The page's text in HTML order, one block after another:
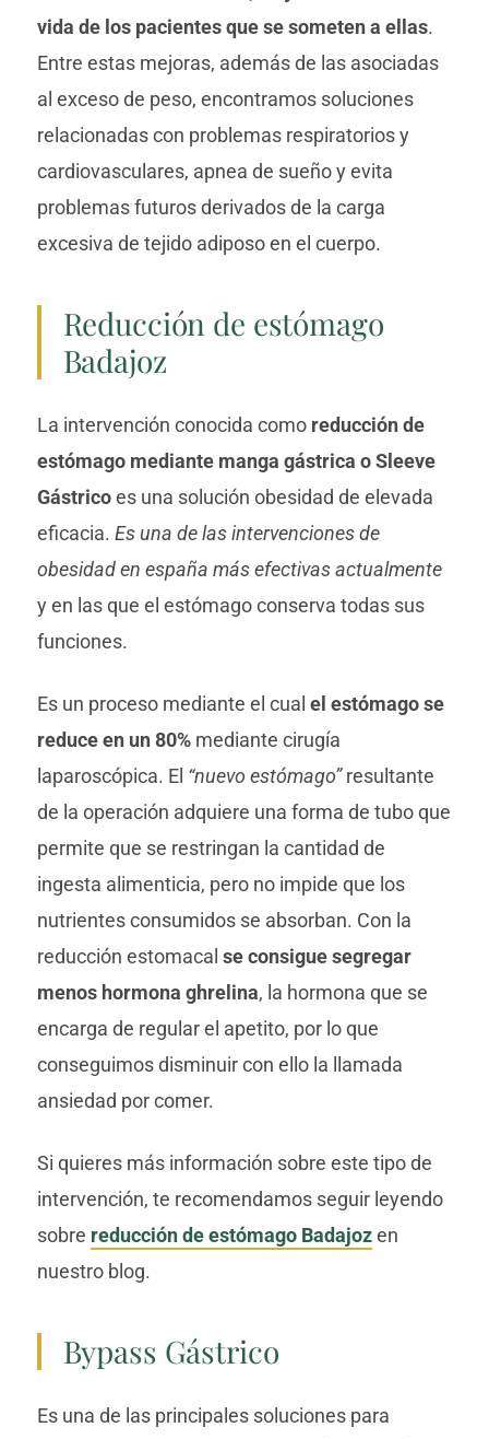
vida de los pacientes que se someten a ellas.
Entre estas mejoras, además de las asociadas
al exceso de peso, encontramos soluciones
relacionadas con problemas respiratorios y
cardiovasculares, apnea de sueño y evita
problemas futuros derivados de la carga
excesiva de tejido adiposo en el cuerpo.
Reducción de estómago
Badajoz
La intervención conocida como reducción de
estómago mediante manga gástrica o Sleeve
Gástricoes una solución obesidad de elevada
eficacia. Es una de las intervenciones de
obesidad en españa más efectivas actualmente
y en las que el estómago conserva todas sus
funciones.
Es un proceso mediante el cual el estómago se
reduce en un 80%mediante cirugía
laparoscópica. El “nuevo estómago”resultante
de la operación adquiere una forma de tubo que
permite que se restringan la cantidad de
ingesta alimenticia, pero no impide que los
nutrientes consumidos se absorban. Con la
reducción estomacal se consigue segregar
menos hormona ghrelina, la hormona que se
encarga de regular el apetito, por lo que
conseguimos disminuir con ello la llamada
ansiedad por comer.
Si quieres más información sobre este tipo de
intervención, te recomendamos seguir leyendo
sobre reducción de estómago Badajozen
nuestro blog.
Bypass Gástrico
Es una de las principales soluciones para